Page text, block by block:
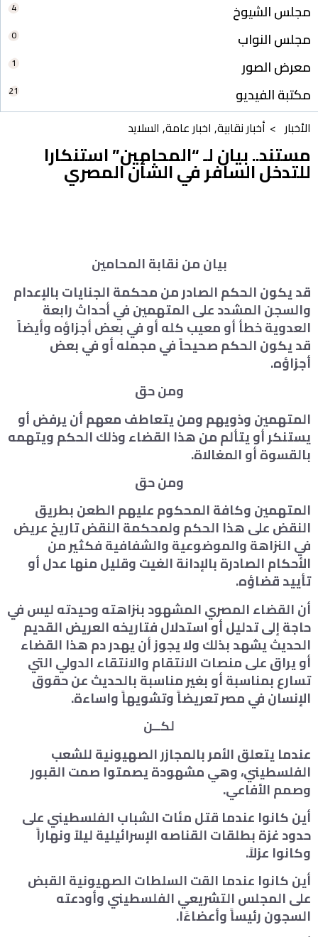
مجلس الشيوخ 4
مجلس النواب 0
معرض الصور 1
مكتبة الفيديو 21
الأخبار > أخبار نقابية, اخبار عامة, السلايد
مستند.. بيان لـ “المحامين” استنكارا
للتدخل السافر في الشأن المصري
بيان من نقابة المحامين
قد يكون الحكم الصادر من محكمة الجنايات بالإعدام
والسجن المشدد على المتهمين في أحداث رابعة
العدوية خطأ أو معيب كله أو في بعض أجزاؤه وأيضاً
قد يكون الحكم صحيحاً في مجمله أو في بعض
أجزاؤه.
ومن حق
المتهمين وذويهم ومن يتعاطف معهم أن يرفض أو
يستنكر أو يتألم من هذا القضاء وذلك الحكم ويتهمه
بالقسوة أو المغالاة.
ومن حق
المتهمين وكافة المحكوم عليهم الطعن بطريق
النقض على هذا الحكم ولمحكمة النقض تاريخ عريض
في النزاهة والموضوعية والشفافية فكثير من
الأحكام الصادرة بالإدانة الغيت وقليل منها عدل أو
تأييد قضاؤه.
أن القضاء المصري المشهود بنزاهته وحيدته ليس في
حاجة إلى تدليل أو استدلال فتاريخه العريض القديم
الحديث يشهد بذلك ولا يجوز أن يهدر دم هذا القضاء
أو يراق على منصات الانتقام والانتقاء الدولي التي
تسارع بمناسبة أو بغير مناسبة بالحديث عن حقوق
الإنسان في مصر تعريضاً وتشويهاً واساءة.
لكــن
عندما يتعلق الأمر بالمجازر الصهيونية للشعب
الفلسطيني، وهي مشهودة يصمتوا صمت القبور
وصمم الأفاعي.
أين كانوا عندما قتل مئات الشباب الفلسطيني على
حدود غزة بطلقات القناصه الإسرائيلية ليلاً ونهاراً
وكانوا عزلاً.
أين كانوا عندما القت السلطات الصهيونية القبض
على المجلس التشريعي الفلسطيني وأودعته
السجون رئيساً وأعضاءًا.